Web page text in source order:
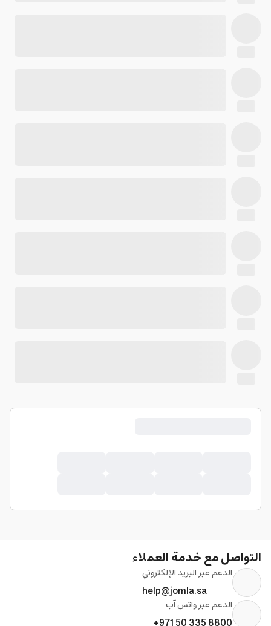
التواصل مع خدمة العملاء
الدعم عبر البريد الإلكتروني
help@jomla.sa
الدعم عبر واتس آب